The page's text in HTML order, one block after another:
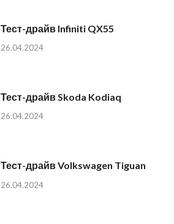
Тест-драйв Infiniti QX55
26.04.2024
Тест-драйв Skoda Kodiaq
26.04.2024
Тест-драйв Volkswagen Tiguan
26.04.2024